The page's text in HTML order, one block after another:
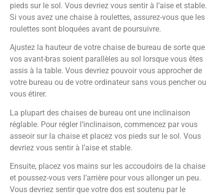
pieds sur le sol. Vous devriez vous sentir à l’aise et stable.
Si vous avez une chaise à roulettes, assurez-vous que les
roulettes sont bloquées avant de poursuivre.
Ajustez la hauteur de votre chaise de bureau de sorte que
vos avant-bras soient parallèles au sol lorsque vous êtes
assis à la table. Vous devriez pouvoir vous approcher de
votre bureau ou de votre ordinateur sans vous pencher ou
vous étirer.
La plupart des chaises de bureau ont une inclinaison
réglable. Pour régler l’inclinaison, commencez par vous
asseoir sur la chaise et placez vos pieds sur le sol. Vous
devriez vous sentir à l’aise et stable.
Ensuite, placez vos mains sur les accoudoirs de la chaise
et poussez-vous vers l’arrière pour vous allonger un peu.
Vous devriez sentir que votre dos est soutenu par le